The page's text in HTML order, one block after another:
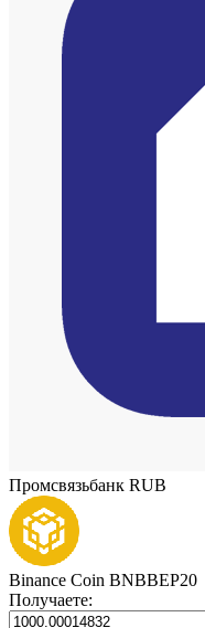
Промсвязьбанк RUB
Binance Coin BNBBEP20
Получаете: